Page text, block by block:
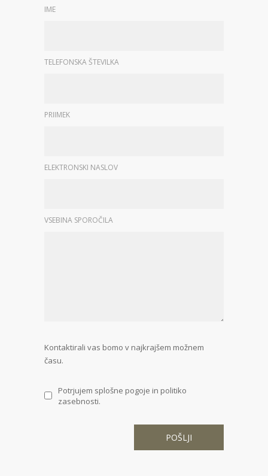
IME
TELEFONSKA ŠTEVILKA
PRIIMEK
ELEKTRONSKI NASLOV
VSEBINA SPOROČILA
Kontaktirali vas bomo v najkrajšem možnem
času.
Potrjujem splošne pogoje in politiko
zasebnosti.